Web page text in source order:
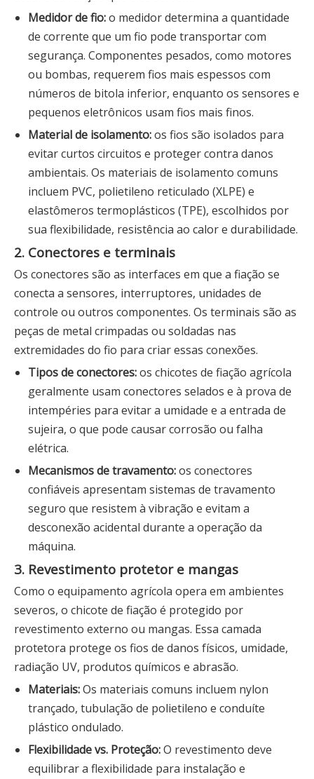
Medidor de fio:o medidor determina a quantidade
de corrente que um fio pode transportar com
segurança. Componentes pesados, como motores
ou bombas, requerem fios mais espessos com
números de bitola inferior, enquanto os sensores e
pequenos eletrônicos usam fios mais finos.
Material de isolamento:os fios são isolados para
evitar curtos circuitos e proteger contra danos
ambientais. Os materiais de isolamento comuns
incluem PVC, polietileno reticulado (XLPE) e
elastômeros termoplásticos (TPE), escolhidos por
sua flexibilidade, resistência ao calor e durabilidade.
2. Conectores e terminais
Os conectores são as interfaces em que a fiação se
conecta a sensores, interruptores, unidades de
controle ou outros componentes. Os terminais são as
peças de metal crimpadas ou soldadas nas
extremidades do fio para criar essas conexões.
Tipos de conectores:os chicotes de fiação agrícola
geralmente usam conectores selados e à prova de
intempéries para evitar a umidade e a entrada de
sujeira, o que pode causar corrosão ou falha
elétrica.
Mecanismos de travamento:os conectores
confiáveis ​​apresentam sistemas de travamento
seguro que resistem à vibração e evitam a
desconexão acidental durante a operação da
máquina.
3. Revestimento protetor e mangas
Como o equipamento agrícola opera em ambientes
severos, o chicote de fiação é protegido por
revestimento externo ou mangas. Essa camada
protetora protege os fios de danos físicos, umidade,
radiação UV, produtos químicos e abrasão.
Materiais:Os materiais comuns incluem nylon
trançado, tubulação de polietileno e conduíte
plástico ondulado.
Flexibilidade vs. Proteção:O revestimento deve
equilibrar a flexibilidade para instalação e